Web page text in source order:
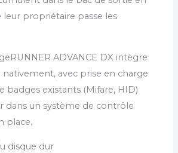
propriétaire passe les
ADVANCE DX intègre
avec prise en charge
badges existants (Mifare, HID)
dans un système de contrôle
place.
disque dur